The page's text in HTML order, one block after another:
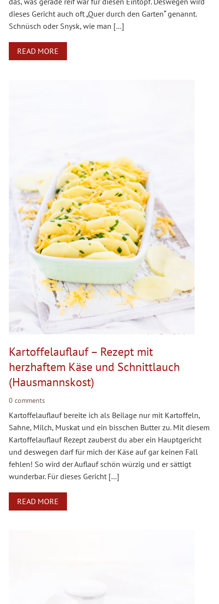
dieses Gericht auch oft „Quer durch den Garten“ genannt.
Schnüsch oder Snysk, wie man […]
READ MORE
Kartoffelauflauf – Rezept mit
herzhaftem Käse und Schnittlauch
(Hausmannskost)
0 comments
Kartoffelauflauf bereite ich als Beilage nur mit Kartoffeln,
Sahne, Milch, Muskat und ein bisschen Butter zu. Mit diesem
Kartoffelauflauf Rezept zauberst du aber ein Hauptgericht
und deswegen darf für mich der Käse auf gar keinen Fall
fehlen! So wird der Auflauf schön würzig und er sättigt
wunderbar. Für dieses Gericht […]
READ MORE